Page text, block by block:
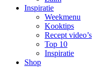
Inspiratie
Weekmenu
Kooktips
Recept video’s
Top 10
Inspiratie
Shop